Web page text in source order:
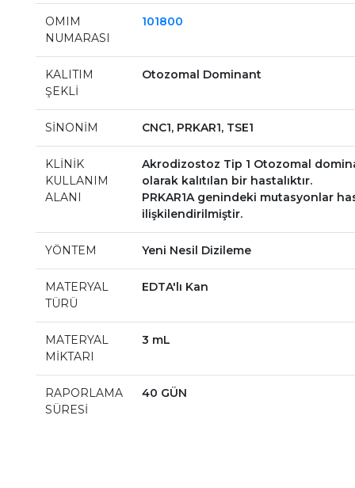
OMIM
NUMARASI
101800
KALITIM
ŞEKLİ
Otozomal Dominant
SİNONİM CNC1, PRKAR1, TSE1
KLİNİK
KULLANIM
ALANI
Akrodizostoz Tip 1 Otozomal
olarak kalıtılan bir hastalıktır.
PRKAR1A genindeki mutasyonlar
ilişkilendirilmiştir.
YÖNTEM Yeni Nesil Dizileme
MATERYAL
TÜRÜ
EDTA'lı Kan
MATERYAL
MİKTARI
3 mL
RAPORLAMA
SÜRESİ
40 GÜN